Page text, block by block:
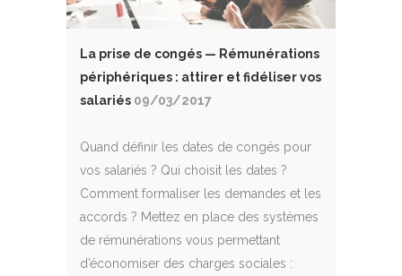
La prise de congés — Rémunérations
périphériques : attirer et fidéliser vos
salariés 09/03/2017
Quand définir les dates de congés pour
vos salariés ? Qui choisit les dates ?
Comment formaliser les demandes et les
accords ? Mettez en place des systèmes
de rémunérations vous permettant
d’économiser des charges sociales :